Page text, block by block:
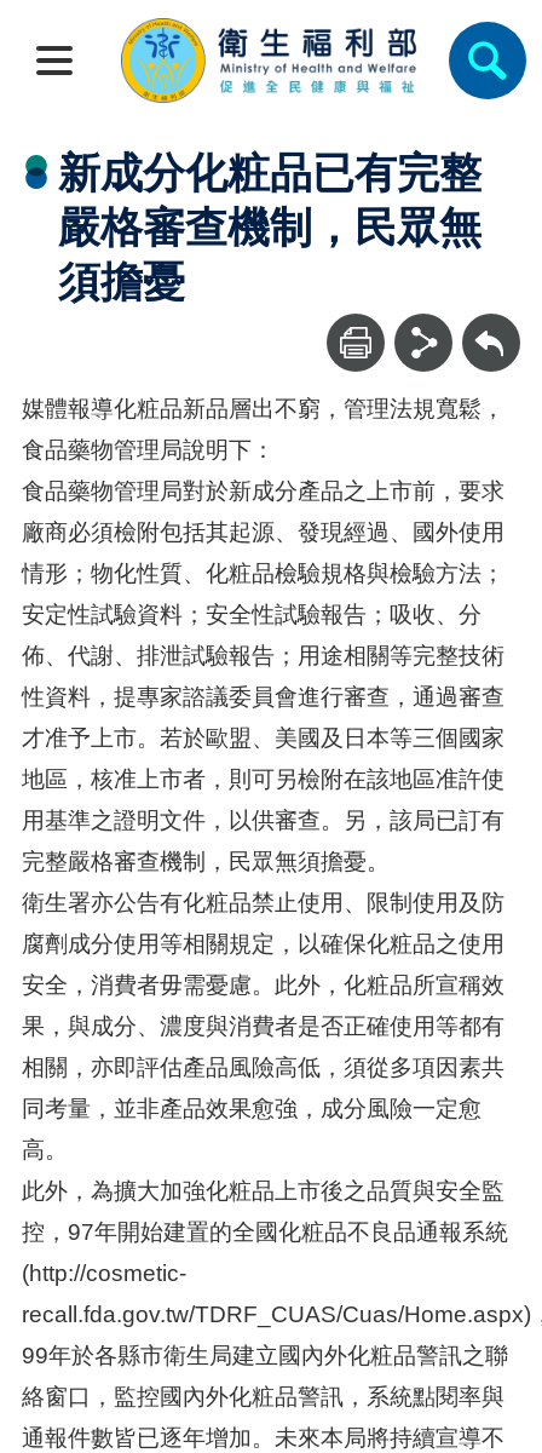
新成分化粧品已有完整
嚴格審查機制，民眾無
須擔憂
回上一頁
媒體報導化粧品新品層出不窮，管理法規寬鬆，
食品藥物管理局說明下：
食品藥物管理局對於新成分產品之上市前，要求
廠商必須檢附包括其起源、發現經過、國外使用
情形；物化性質、化粧品檢驗規格與檢驗方法；
安定性試驗資料；安全性試驗報告；吸收、分
佈、代謝、排泄試驗報告；用途相關等完整技術
性資料，提專家諮議委員會進行審查，通過審查
才准予上市。若於歐盟、美國及日本等三個國家
地區，核准上市者，則可另檢附在該地區准許使
用基準之證明文件，以供審查。另，該局已訂有
完整嚴格審查機制，民眾無須擔憂。
衛生署亦公告有化粧品禁止使用、限制使用及防
腐劑成分使用等相關規定，以確保化粧品之使用
安全，消費者毋需憂慮。此外，化粧品所宣稱效
果，與成分、濃度與消費者是否正確使用等都有
相關，亦即評估產品風險高低，須從多項因素共
同考量，並非產品效果愈強，成分風險一定愈
高。
此外，為擴大加強化粧品上市後之品質與安全監
控，97年開始建置的全國化粧品不良品通報系統
(http://cosmetic-
recall.fda.gov.tw/TDRF_CUAS/Cuas/Home.aspx)
99年於各縣市衛生局建立國內外化粧品警訊之聯
絡窗口，監控國內外化粧品警訊，系統點閱率與
通報件數皆已逐年增加。未來本局將持續宣導不